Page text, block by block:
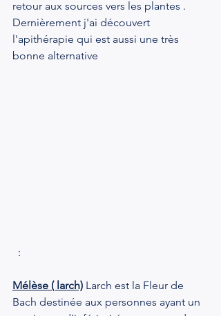
retour aux sources vers les plantes .
Dernièrement j'ai découvert
l'apithérapie qui est aussi une très
bonne alternative
  :
Mélèse ( larch) Larch est la Fleur de
Bach destinée aux personnes ayant un